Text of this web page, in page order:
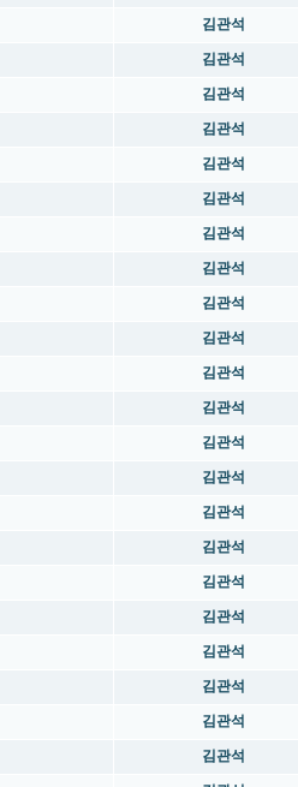
김관석
김관석
김관석
김관석
김관석
김관석
김관석
김관석
김관석
김관석
김관석
김관석
김관석
김관석
김관석
김관석
김관석
김관석
김관석
김관석
김관석
김관석